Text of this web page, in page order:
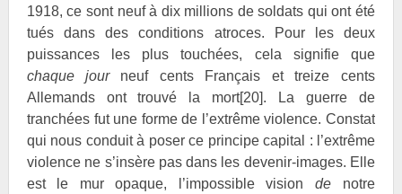
1918, ce sont neuf à dix millions de soldats qui ont été
tués dans des conditions atroces. Pour les deux
puissances les plus touchées, cela signifie que
chaque journeuf cents Français et treize cents
Allemands ont trouvé la mort[20]. La guerre de
tranchées fut une forme de l’extrême violence. Constat
qui nous conduit à poser ce principe capital : l’extrême
violence ne s’insère pas dans les devenir-images. Elle
est le mur opaque, l’impossible vision denotre